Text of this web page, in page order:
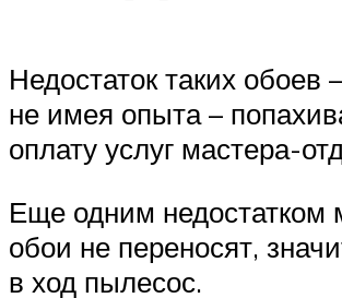
Недостаток таких
не имея опыта –
оплату услуг мастера-
Еще одним недостатком
обои не переносят,
в ход пылесос.